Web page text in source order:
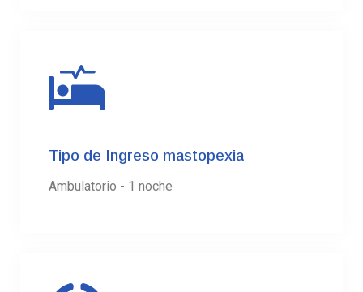
Tipo de Ingreso mastopexia
Ambulatorio - 1 noche